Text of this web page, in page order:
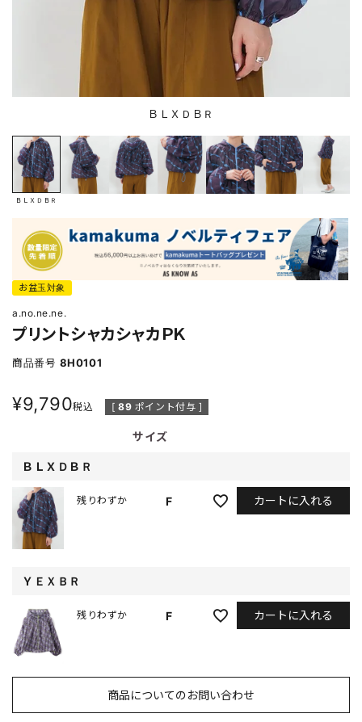
ＢＬＸＤＢＲ
ＢＬＸＤＢＲ
お盆玉対象
a.no.ne.ne.
プリントシャカシャカＰＫ
商品番号 8H0101
¥9,790税込 [ 89 ポイント付与 ]
サイズ
ＢＬＸＤＢＲ
F
残りわずか カートに入れる
ＹＥＸＢＲ
F
残りわずか カートに入れる
商品についてのお問い合わせ